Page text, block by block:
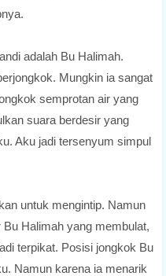
adalah Bu Halimah.
Mungkin ia sangat
semprotan air yang
suara berdesir yang
Aku jadi tersenyum simpul
untuk mengintip. Namun
Halimah yang membulat,
terpikat. Posisi jongkok Bu
Namun karena ia menarik